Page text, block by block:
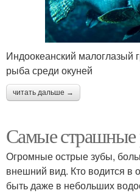
Индоокеанский
рыба среди окуней
читать дальше →
Самые
Огромные острые зубы,
внешний вид. Кто водится в
быть даже в небольших